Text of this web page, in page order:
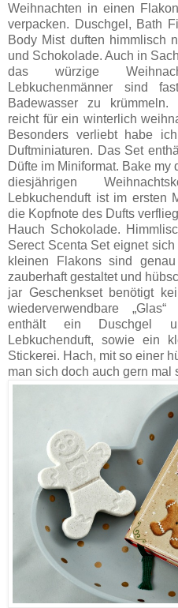
Weihnachten in einen
verpacken. Duschgel, Bath
Body Mist duften himmlisch
und Schokolade. Auch in
das würzige
Lebkuchenmänner sind
Badewasser zu
reicht für ein winterlich
Besonders verliebt habe
Duftminiaturen. Das Set
Düfte im Miniformat. Bake my
diesjährigen
Lebkuchenduft ist im ersten
die Kopfnote des Dufts
Hauch Schokolade.
Serect Scenta Set eignet
kleinen Flakons sind
zauberhaft gestaltet und
jar Geschenkset benötigt
wiederverwendbare
enthält ein Duschgel
Lebkuchenduft, sowie ein
Stickerei. Hach, mit so einer
man sich doch auch gern mal